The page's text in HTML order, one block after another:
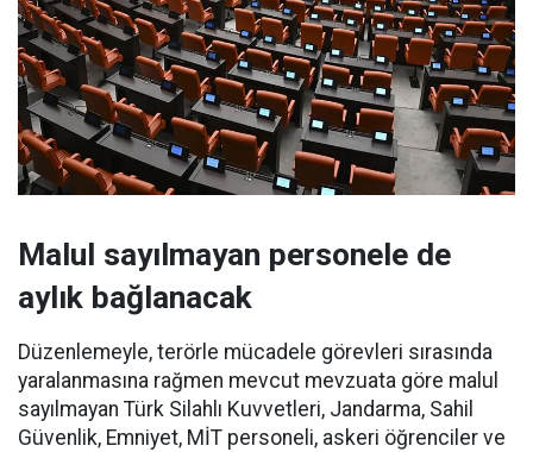
Malul sayılmayan personele de
aylık bağlanacak
Düzenlemeyle, terörle mücadele görevleri sırasında
yaralanmasına rağmen mevcut mevzuata göre malul
sayılmayan Türk Silahlı Kuvvetleri, Jandarma, Sahil
Güvenlik, Emniyet, MİT personeli, askeri öğrenciler ve